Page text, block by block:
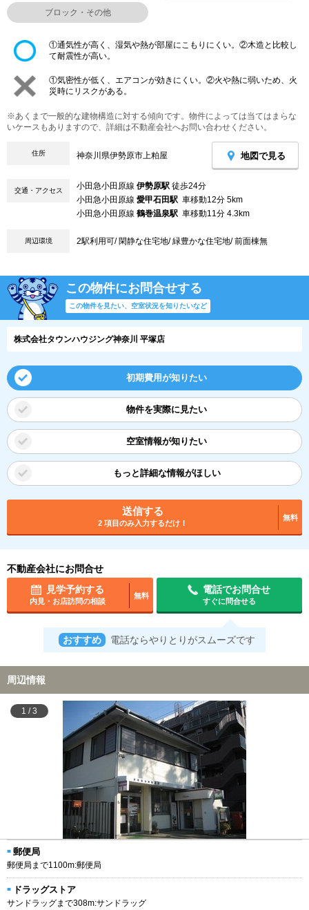
ブロック・その他
①通気性が高く、湿気や熱が部屋にこもりにくい。②木造と比較し
て耐震性が高い。
①気密性が低く、エアコンが効きにくい。②火や熱に弱いため、火
災時にリスクがある。
※あくまで一般的な建物構造に対する傾向です。物件によっては当てはまらな
いケースもありますので、詳細は不動産会社へお問い合わせください。
住所 神奈川県伊勢原市上粕屋 地図で見る
交通・アクセス 小田急小田原線 伊勢原駅 徒歩24分
小田急小田原線 愛甲石田駅 車移動12分 5km
小田急小田原線 鶴巻温泉駅 車移動11分 4.3km
周辺環境 2駅利用可/ 閑静な住宅地/ 緑豊かな住宅地/ 前面棟無
この物件にお問合せする
この物件を見たい、空室状況を知りたいなど
株式会社タウンハウジング神奈川 平塚店
初期費用が知りたい
物件を実際に見たい
空室情報が知りたい
もっと詳細な情報がほしい
送信する
2 項目のみ入力するだけ！
無料
不動産会社にお問合せ
見学予約する
内見・お店訪問の相談
無料
電話でお問合せ
すぐに問合せる
おすすめ 電話ならやりとりがスムーズです
周辺情報
1 /3
郵便局
郵便局まで1100m:郵便局
ドラッグストア
サンドラッグまで308m:サンドラッグ